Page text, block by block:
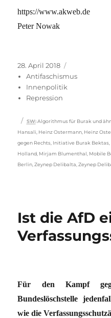
https://www.akweb.de
Peter Nowak
Veröffentlicht
am
28. April 2018
Antifaschismus
Innenpolitik
Repression
Schlagwörter
SW: Algorithmus für Burak und
Hansali Heinz Ostermann Heinz
gegen Rechts Initiative Burak Bektas
Holland Mirjam Blumenthal Mobile
Berlin ,Zeynep Delibalta ,Zeynep
Ist die AfD
Für den Kampf
Bundeslöschstelle
wie die